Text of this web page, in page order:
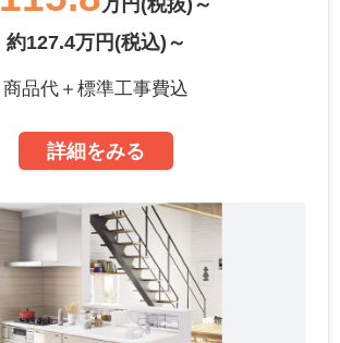
約127.4万円(税込)～
商品代＋標準工事費込
詳細をみる